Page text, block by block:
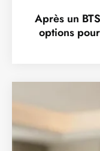
Après un
options